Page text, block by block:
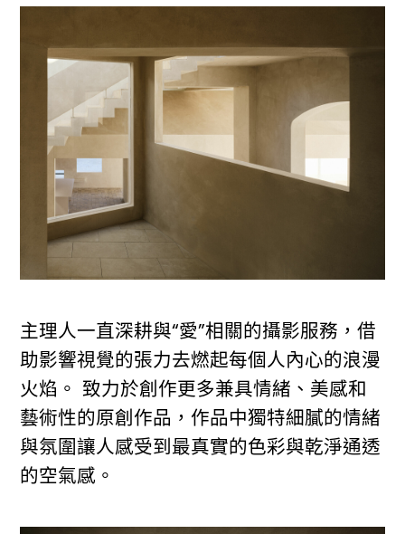
主理人一直深耕與“愛”相關的攝影服務，借
助影響視覺的張力去燃起每個人內心的浪漫
火焰。 致力於創作更多兼具情緒、美感和
藝術性的原創作品，作品中獨特細膩的情緒
與氛圍讓人感受到最真實的色彩與乾淨通透
的空氣感。